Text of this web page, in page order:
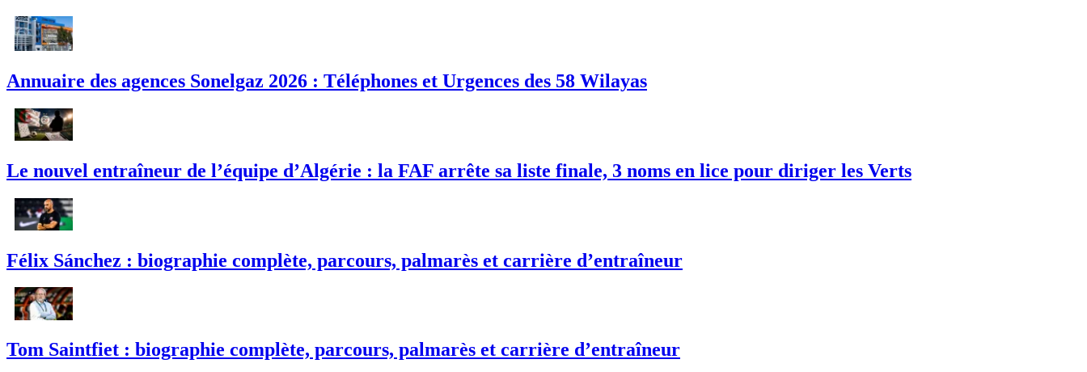
Annuaire des agences Sonelgaz 2026 : Téléphones et Urgences des 58 Wilayas
Le nouvel entraîneur de l’équipe d’Algérie : la FAF arrête sa liste finale, 3 noms en lice pour diriger les Verts
Félix Sánchez : biographie complète, parcours, palmarès et carrière d’entraîneur
Tom Saintfiet : biographie complète, parcours, palmarès et carrière d’entraîneur